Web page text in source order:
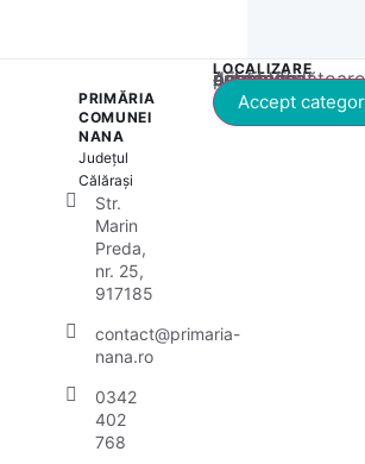
PRIMĂRIA
COMUNEI
NANA
Județul
Călărași
Str.
Marin
Preda,
nr. 25,
917185
contact@primaria-
nana.ro
0342
402
768
LOCALIZARE
Acest conținut este blocat până când acceptați categoria corespunzătoare de cookie-uri.
Accept